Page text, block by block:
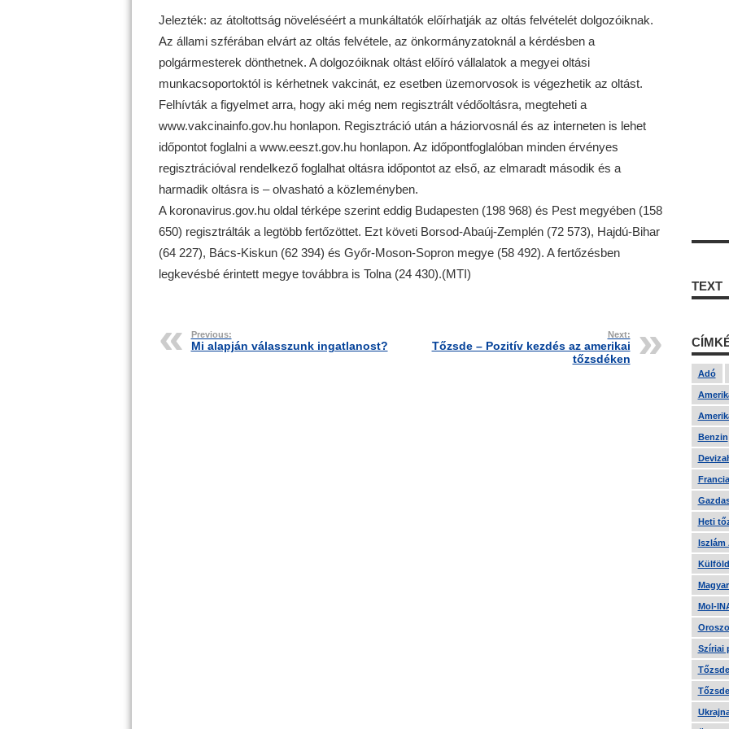
Jelezték: az átoltottság növeléséért a munkáltatók előírhatják az oltás felvételét dolgozóiknak.
Az állami szférában elvárt az oltás felvétele, az önkormányzatoknál a kérdésben a
polgármesterek dönthetnek. A dolgozóiknak oltást előíró vállalatok a megyei oltási
munkacsoportoktól is kérhetnek vakcinát, ez esetben üzemorvosok is végezhetik az oltást.
Felhívták a figyelmet arra, hogy aki még nem regisztrált védőoltásra, megteheti a
www.vakcinainfo.gov.hu honlapon. Regisztráció után a háziorvosnál és az interneten is lehet
időpontot foglalni a www.eeszt.gov.hu honlapon. Az időpontfoglalóban minden érvényes
regisztrációval rendelkező foglalhat oltásra időpontot az első, az elmaradt második és a
harmadik oltásra is – olvasható a közleményben.
A koronavirus.gov.hu oldal térképe szerint eddig Budapesten (198 968) és Pest megyében (158
650) regisztrálták a legtöbb fertőzöttet. Ezt követi Borsod-Abaúj-Zemplén (72 573), Hajdú-Bihar
(64 227), Bács-Kiskun (62 394) és Győr-Moson-Sopron megye (58 492). A fertőzésben
legkevésbé érintett megye továbbra is Tolna (24 430).(MTI)
Previous:
Mi alapján válasszunk ingatlanost?
Next:
Tőzsde – Pozitív kezdés az amerikai
tőzsdéken
TEXT
Adó
Benzin
Heti
Iszlám
Mol-
Szíriai